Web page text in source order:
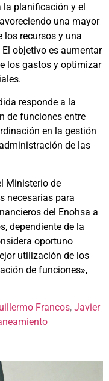
la planificación y el
una mayor
recursos y una
objetivo es aumentar
los gastos y optimizar
responde a la
de funciones entre
en la gestión
de las
Ministerio de
necesarias para
del Enohsa a
dependiente de la
oportuno
utilización de los
de funciones»,
Francos, Javier